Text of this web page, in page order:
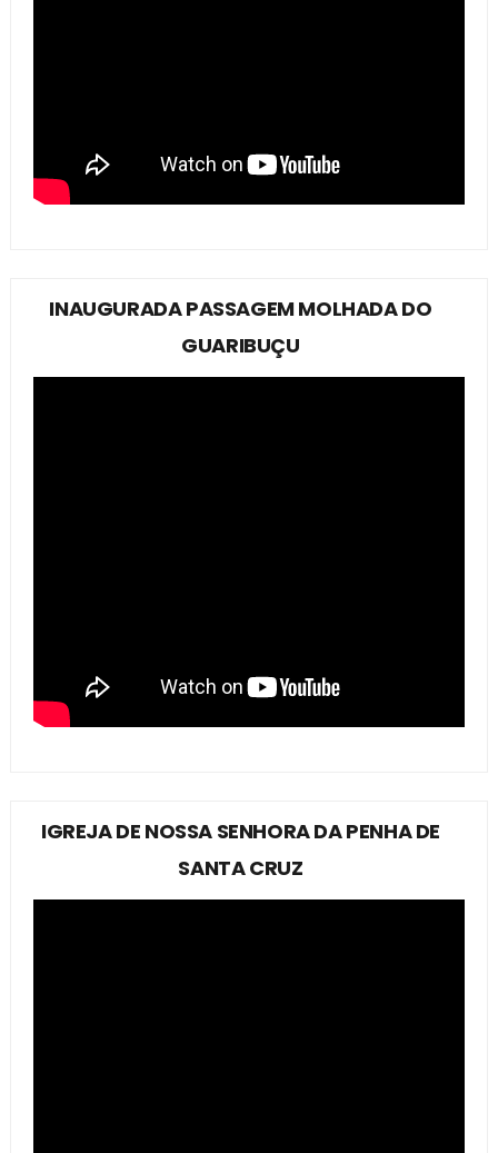
INAUGURADA PASSAGEM MOLHADA DO
GUARIBUÇU
IGREJA DE NOSSA SENHORA DA PENHA DE
SANTA CRUZ